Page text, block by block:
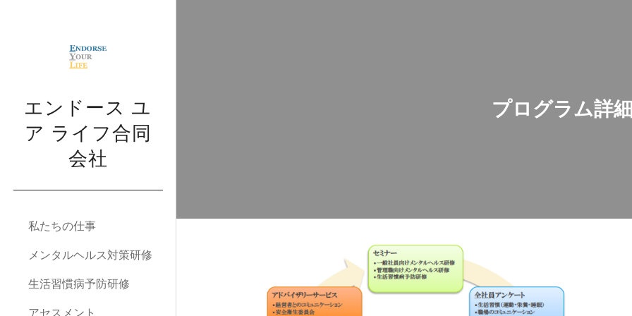
エンドース ユ
ア ライフ合同
会社
私たちの仕事
メンタルヘルス対策研修
生活習慣病予防研修
アセスメント
プログラム詳細